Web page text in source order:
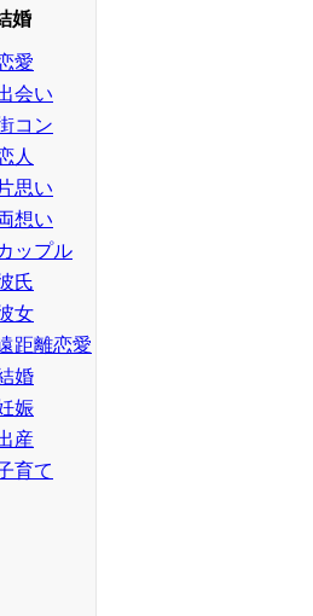
婚
愛
会い
コン
人
片思い
想い
ップル
氏
女
距離恋愛
婚
娠
産
育て